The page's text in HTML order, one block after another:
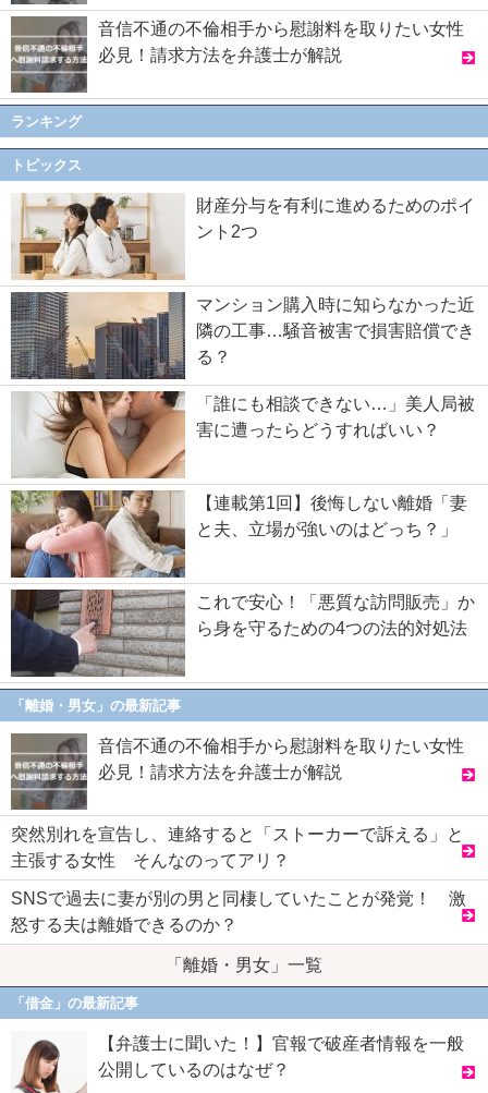
音信不通の不倫相手から慰謝料を取りたい女性
必見！請求方法を弁護士が解説
ランキング
トピックス
財産分与を有利に進めるためのポイ
ント2つ
マンション購入時に知らなかった近
隣の工事…騒音被害で損害賠償でき
る？
「誰にも相談できない…」美人局被
害に遭ったらどうすればいい？
【連載第1回】後悔しない離婚「妻
と夫、立場が強いのはどっち？」
これで安心！「悪質な訪問販売」か
ら身を守るための4つの法的対処法
「離婚・男女」の最新記事
音信不通の不倫相手から慰謝料を取りたい女性
必見！請求方法を弁護士が解説
突然別れを宣告し、連絡すると「ストーカーで訴える」と
主張する女性 そんなのってアリ？
SNSで過去に妻が別の男と同棲していたことが発覚！ 激
怒する夫は離婚できるのか？
「離婚・男女」一覧
「借金」の最新記事
【弁護士に聞いた！】官報で破産者情報を一般
公開しているのはなぜ？